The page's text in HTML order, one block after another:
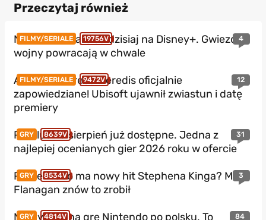
Przeczytaj również
FILMY/SERIALE 19756V 4
Nowe Star Wars od dzisiaj na Disney+. Gwiezdne
wojny powracają w chwale
FILMY/SERIALE 9472V 12
Assassin’s Creed Heredis oficjalnie
zapowiedziane! Ubisoft ujawnił zwiastun i datę
premiery
GRY 8639V 31
PS Plus na sierpień już dostępne. Jedna z
najlepiej ocenianych gier 2026 roku w ofercie
GRY 8534V 3
Prime Video ma nowy hit Stephena Kinga? Mike
Flanagan znów to zrobił
GRY 4814V 84
Mamy kolejną grę Nintendo po polsku. To